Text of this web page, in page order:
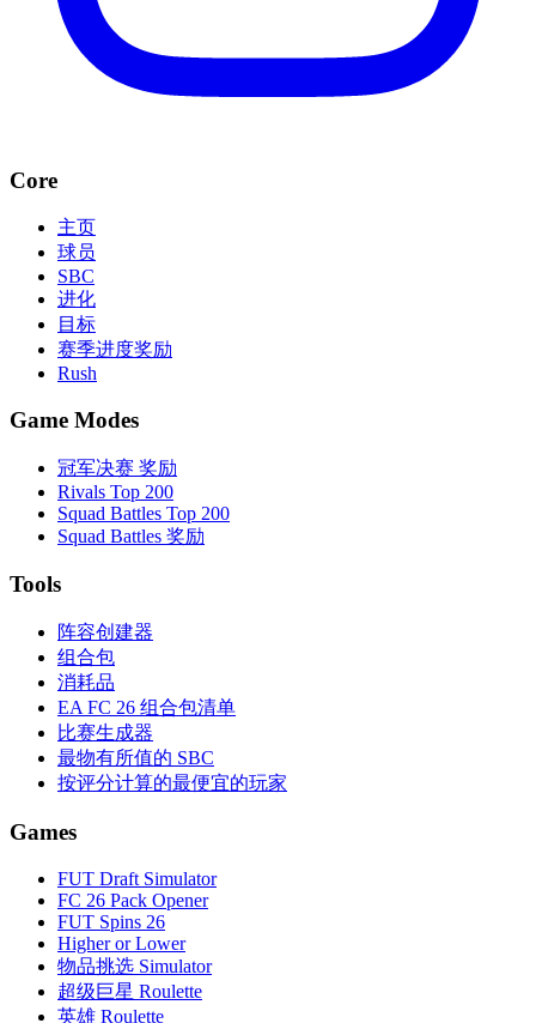
Core
主页
球员
SBC
进化
目标
赛季进度奖励
Rush
Game Modes
冠军决赛 奖励
Rivals Top 200
Squad Battles Top 200
Squad Battles 奖励
Tools
阵容创建器
组合包
消耗品
EA FC 26 组合包清单
比赛生成器
最物有所值的 SBC
按评分计算的最便宜的玩家
Games
FUT Draft Simulator
FC 26 Pack Opener
FUT Spins 26
Higher or Lower
物品挑选 Simulator
超级巨星 Roulette
英雄 Roulette